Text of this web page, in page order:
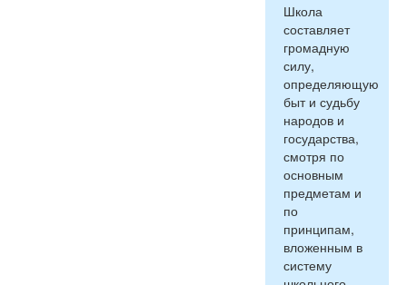
Школа
составляет
громадную
силу,
определяющую
быт и судьбу
народов и
государства,
смотря по
основным
предметам и
по
принципам,
вложенным в
систему